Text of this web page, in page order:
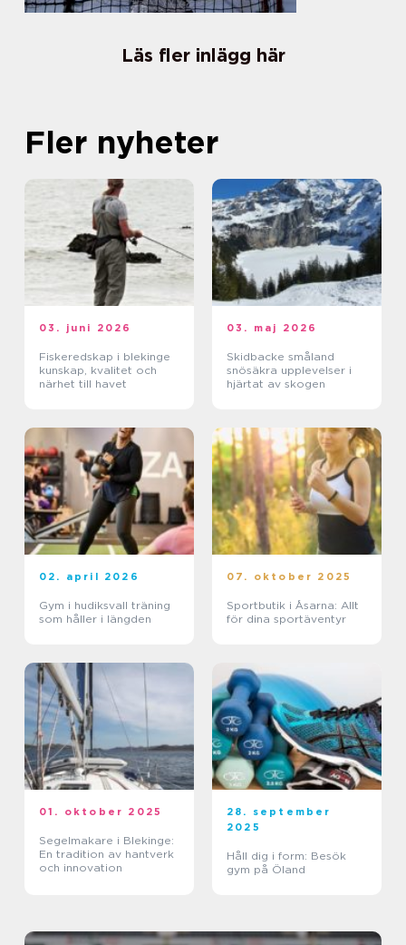
Läs fler inlägg här
Fler nyheter
03. juni 2026
Fiskeredskap i blekinge
kunskap, kvalitet och
närhet till havet
03. maj 2026
Skidbacke småland
snösäkra upplevelser i
hjärtat av skogen
02. april 2026
Gym i hudiksvall träning
som håller i längden
07. oktober 2025
Sportbutik i Åsarna: Allt
för dina sportäventyr
01. oktober 2025
Segelmakare i Blekinge:
En tradition av hantverk
och innovation
28. september
2025
Håll dig i form: Besök
gym på Öland